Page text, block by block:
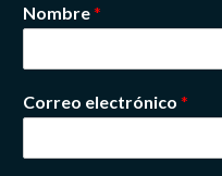
Nombre*
Correo electrónico *